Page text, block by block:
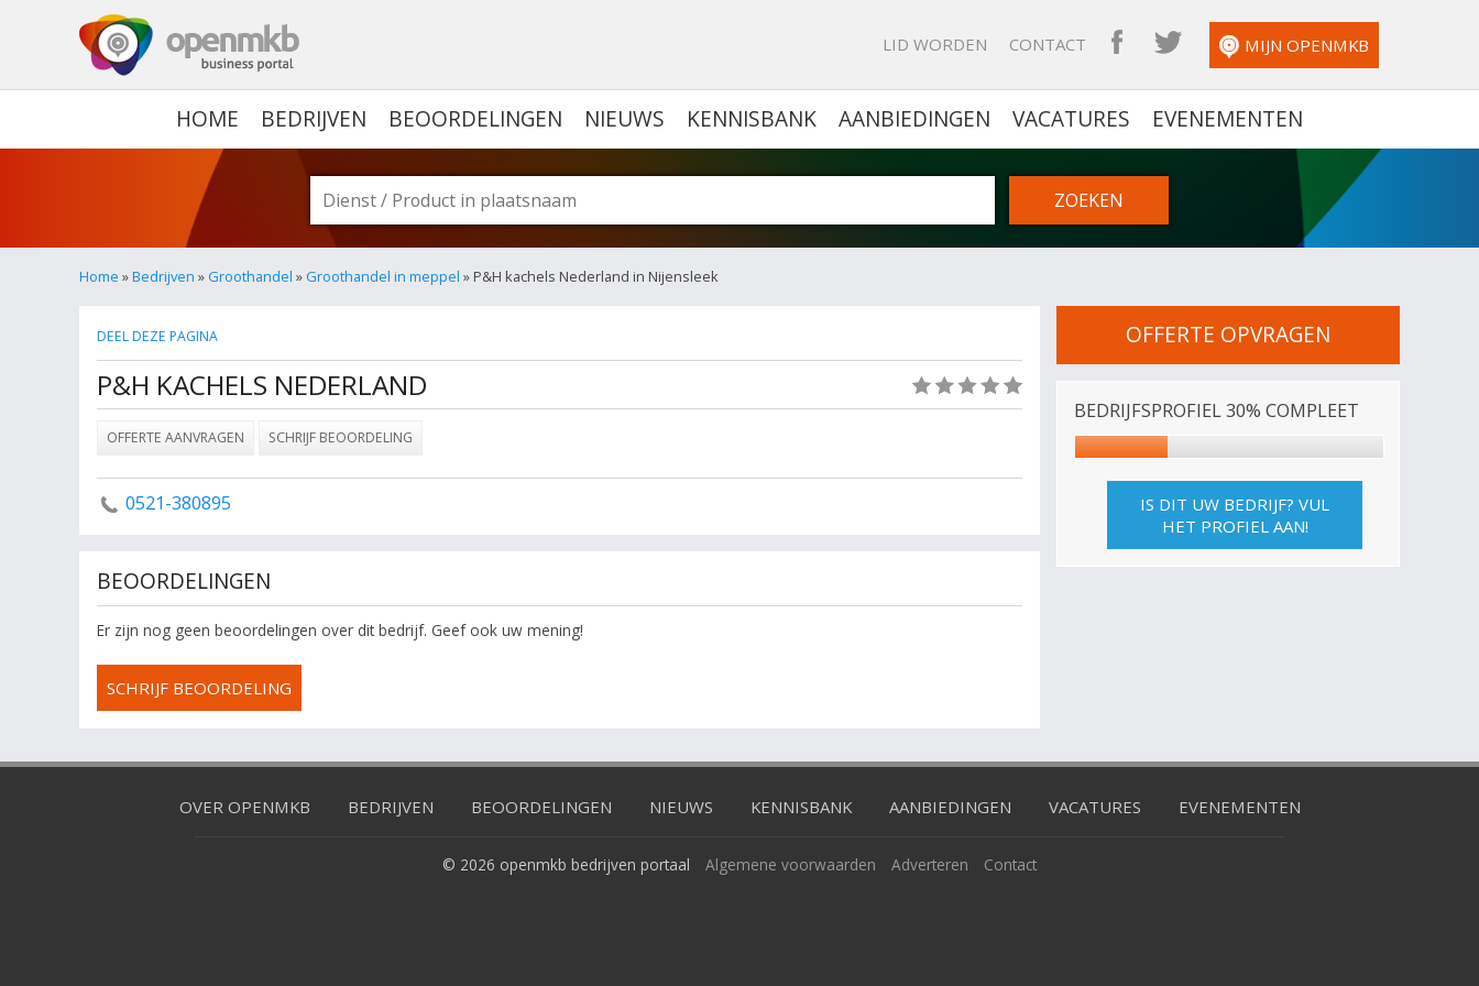
LID WORDEN CONTACT OPENMKB FACEBOOK
OPENMKB TWITTER
MIJN OPENMKB
HOME BEDRIJVEN BEOORDELINGEN NIEUWS KENNISBANK AANBIEDINGEN VACATURES EVENEMENTEN
Home »Bedrijven » Groothandel » Groothandel in meppel » P&H kachels Nederland in Nijensleek
DEEL DEZE PAGINA
P&H KACHELS NEDERLAND
OFFERTE AANVRAGEN SCHRIJF BEOORDELING
0521-380895
BEOORDELINGEN
Er zijn nog geen beoordelingen over dit bedrijf. Geef ook uw mening!
SCHRIJF BEOORDELING
OFFERTE OPVRAGEN
BEDRIJFSPROFIEL 30% COMPLEET
IS DIT UW BEDRIJF? VUL
HET PROFIEL AAN!
OVER OPENMKB BEDRIJVEN BEOORDELINGEN NIEUWS KENNISBANK AANBIEDINGEN VACATURES EVENEMENTEN
© 2026 openmkb bedrijven portaal Algemene voorwaarden Adverteren Contact